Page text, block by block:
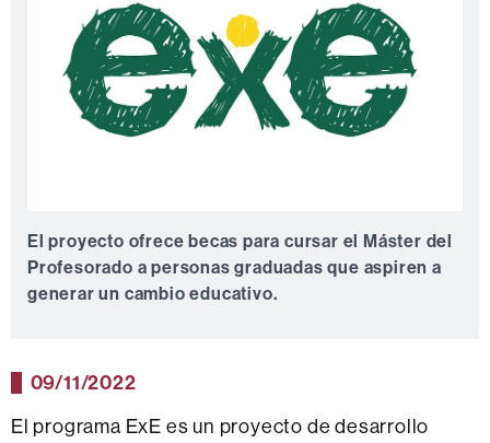
El proyecto ofrece becas para cursar el Máster del
Profesorado a personas graduadas que aspiren a
generar un cambio educativo.
09/11/2022
El programa ExE es un proyecto de desarrollo